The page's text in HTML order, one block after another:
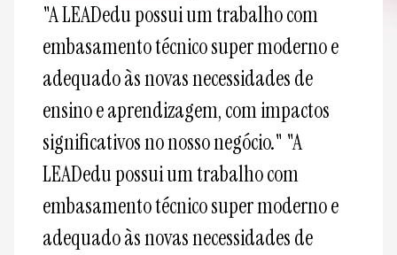
"A LEADedu possui um trabalho com
embasamento técnico super moderno e
adequado às novas necessidades de
ensino e aprendizagem, com impactos
significativos no nosso negócio." "A
LEADedu possui um trabalho com
embasamento técnico super moderno e
adequado às novas necessidades de